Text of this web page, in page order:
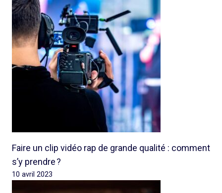
Faire un clip vidéo rap de grande qualité : comment
s’y prendre ?
10 avril 2023